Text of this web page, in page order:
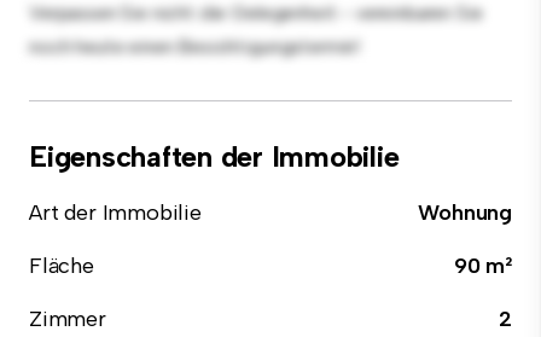
Verpassen Sie nicht die Gelegenheit - vereinbaren Sie
noch heute einen Besichtigungstermin!
Eigenschaften der Immobilie
Art der Immobilie
Wohnung
Fläche
90 m²
Zimmer
2